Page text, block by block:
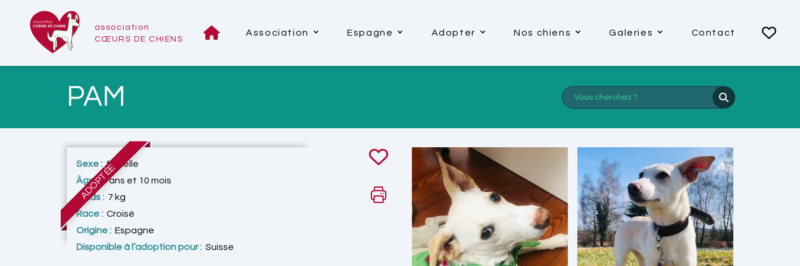
association
CŒURS DE CHIENS
Association Espagne Adopter Nos chiens Galeries Contact
PAM
ADOPTÉE
Sexe : femelle
Âge :3 ans et 10 mois
Poids : 7 kg
Race : Croisé
Origine : Espagne
Disponible à l’adoption pour : Suisse